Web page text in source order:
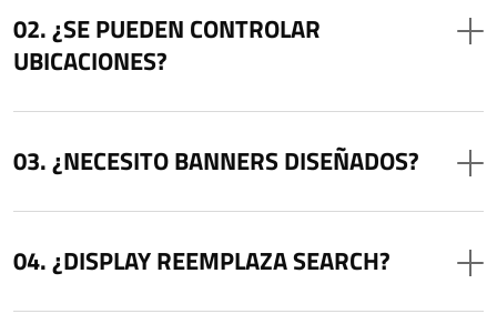
¿SE PUEDEN CONTROLAR
UBICACIONES?
¿NECESITO BANNERS DISEÑADOS?
¿DISPLAY REEMPLAZA SEARCH?